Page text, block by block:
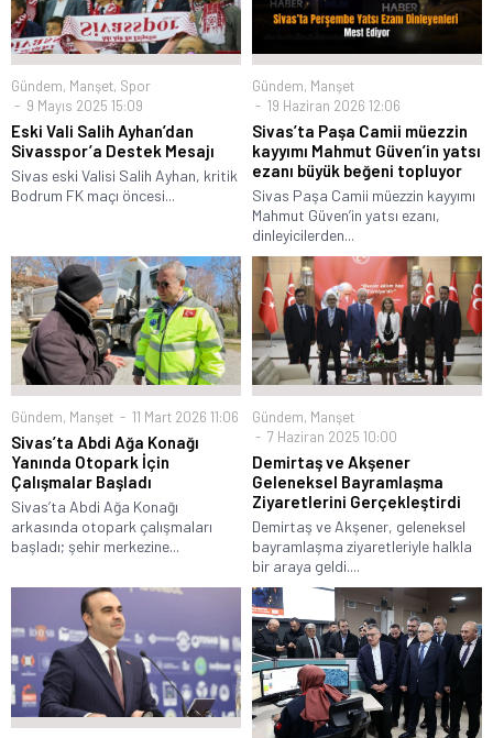
Gündem, Manşet, Spor
9 Mayıs 2025 15:09
Eski Vali Salih Ayhan’dan
Sivasspor’a Destek Mesajı
Sivas eski Valisi Salih Ayhan, kritik
Bodrum FK maçı öncesi...
Gündem, Manşet
19 Haziran 2026 12:06
Sivas’ta Paşa Camii müezzin
kayyımı Mahmut Güven’in yatsı
ezanı büyük beğeni topluyor
Sivas Paşa Camii müezzin kayyımı
Mahmut Güven’in yatsı ezanı,
dinleyicilerden...
Gündem, Manşet 11 Mart 2026 11:06
Sivas’ta Abdi Ağa Konağı
Yanında Otopark İçin
Çalışmalar Başladı
Sivas’ta Abdi Ağa Konağı
arkasında otopark çalışmaları
başladı; şehir merkezine...
Gündem, Manşet
7 Haziran 2025 10:00
Demirtaş ve Akşener
Geleneksel Bayramlaşma
Ziyaretlerini Gerçekleştirdi
Demirtaş ve Akşener, geleneksel
bayramlaşma ziyaretleriyle halkla
bir araya geldi....